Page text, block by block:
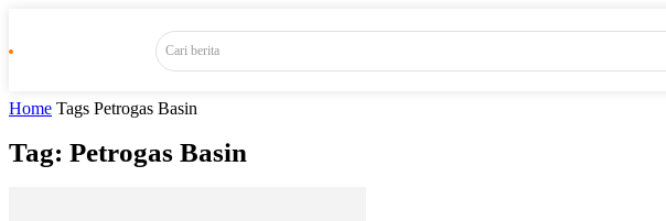
Cari berita
Home Tags Petrogas Basin
Tag: Petrogas Basin